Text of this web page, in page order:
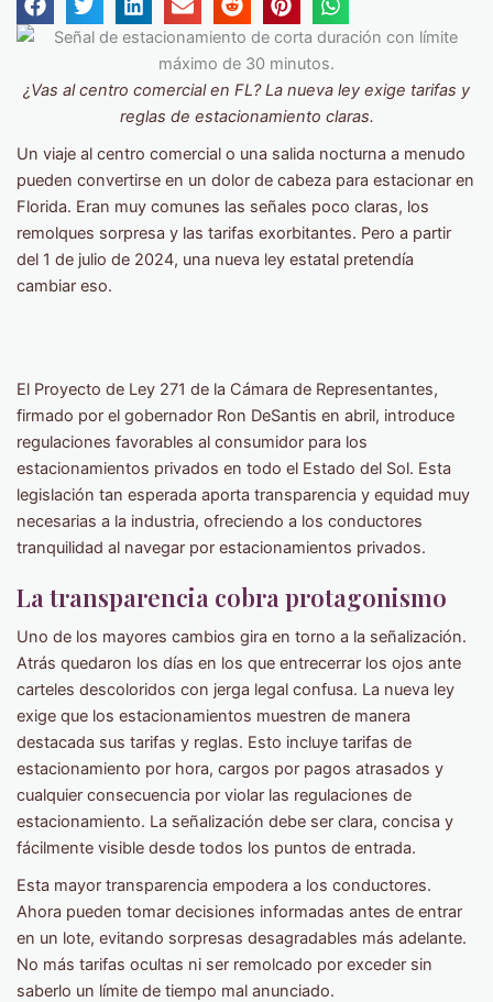
¿Vas al centro comercial en FL? La nueva ley exige tarifas y
reglas de estacionamiento claras.
Un viaje al centro comercial o una salida nocturna a menudo
pueden convertirse en un dolor de cabeza para estacionar en
Florida. Eran muy comunes las señales poco claras, los
remolques sorpresa y las tarifas exorbitantes. Pero a partir
del 1 de julio de 2024, una nueva ley estatal pretendía
cambiar eso.
El Proyecto de Ley 271 de la Cámara de Representantes,
firmado por el gobernador Ron DeSantis en abril, introduce
regulaciones favorables al consumidor para los
estacionamientos privados en todo el Estado del Sol. Esta
legislación tan esperada aporta transparencia y equidad muy
necesarias a la industria, ofreciendo a los conductores
tranquilidad al navegar por estacionamientos privados.
La transparencia cobra protagonismo
Uno de los mayores cambios gira en torno a la señalización.
Atrás quedaron los días en los que entrecerrar los ojos ante
carteles descoloridos con jerga legal confusa. La nueva ley
exige que los estacionamientos muestren de manera
destacada sus tarifas y reglas. Esto incluye tarifas de
estacionamiento por hora, cargos por pagos atrasados ​​y
cualquier consecuencia por violar las regulaciones de
estacionamiento. La señalización debe ser clara, concisa y
fácilmente visible desde todos los puntos de entrada.
Esta mayor transparencia empodera a los conductores.
Ahora pueden tomar decisiones informadas antes de entrar
en un lote, evitando sorpresas desagradables más adelante.
No más tarifas ocultas ni ser remolcado por exceder sin
saberlo un límite de tiempo mal anunciado.